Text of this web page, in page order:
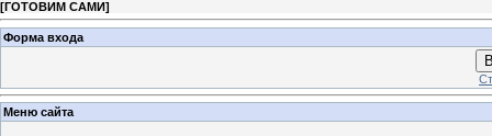
[ГОТОВИМ САМИ]
Форма входа
Меню сайта